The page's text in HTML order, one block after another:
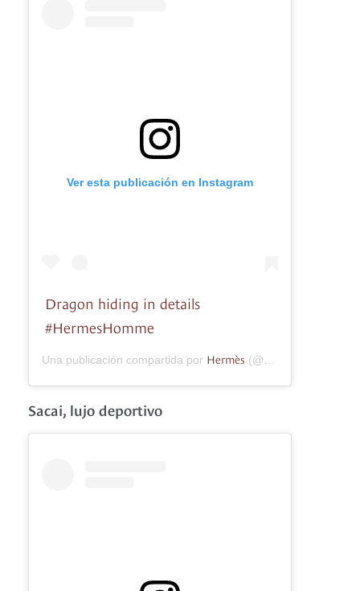
Ver esta publicación en Instagram
Dragon hiding in details
#HermesHomme
Una publicación compartida por Hermès (@hermes) el
Sacai, lujo deportivo